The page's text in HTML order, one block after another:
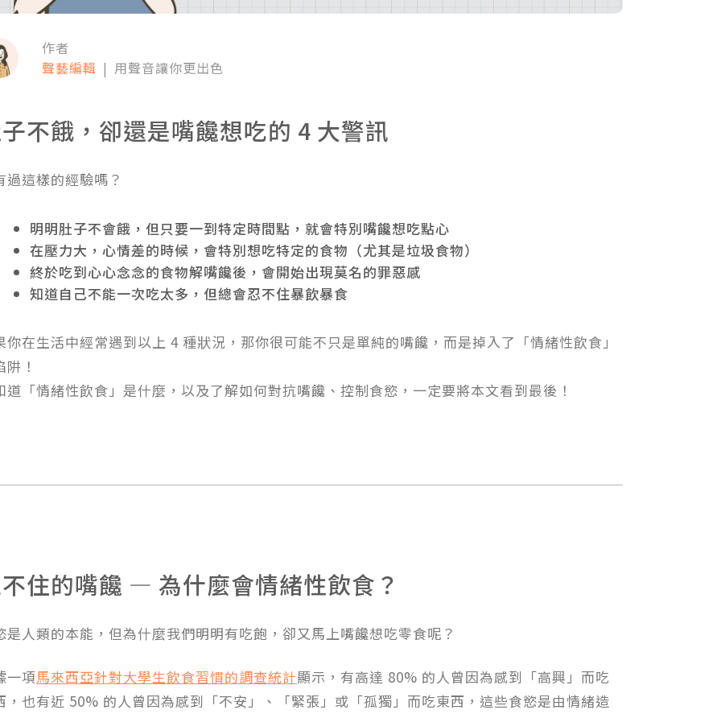
作者
聲藝編輯 | 用聲音讓你更出色
不餓，卻還是嘴饞想吃的 4 大警訊
過這樣的經驗嗎？
明明肚子不會餓，但只要一到特定時間點，就會特別嘴饞想吃點心
在壓力大，心情差的時候，會特別想吃特定的食物（尤其是垃圾食物）
終於吃到心心念念的食物解嘴饞後，會開始出現莫名的罪惡感
知道自己不能一次吃太多，但總會忍不住暴飲暴食
你在生活中經常遇到以上 4 種狀況，那你很可能不只是單純的嘴饞，而是掉入了「情緒性飲食」
阱！
道「情緒性飲食」是什麼，以及了解如何對抗嘴饞、控制食慾，一定要將本文看到最後！
住的嘴饞 — 為什麼會情緒性飲食？
是人類的本能，但為什麼我們明明有吃飽，卻又馬上嘴饞想吃零食呢？
一項馬來西亞針對大學生飲食習慣的調查統計顯示，有高達 80% 的人曾因為感到「高興」而吃
，也有近 50% 的人曾因為感到「不安」、「緊張」或「孤獨」而吃東西，這些食慾是由情緒造